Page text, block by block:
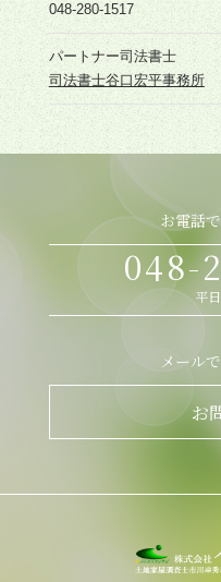
048-280-1517
パートナー司法書士
司法書士谷口宏平事務所
お電話
048-
平
メール
お